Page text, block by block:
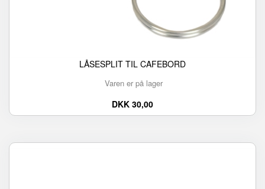
LÅSESPLIT TIL CAFEBORD
Varen er på lager
DKK 30,00